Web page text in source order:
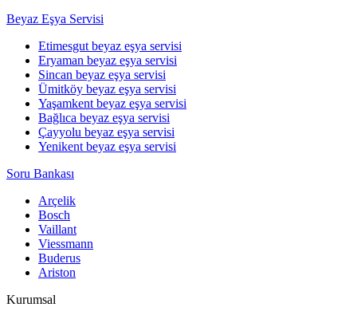
Beyaz Eşya Servisi
Etimesgut beyaz eşya servisi
Eryaman beyaz eşya servisi
Sincan beyaz eşya servisi
Ümitköy beyaz eşya servisi
Yaşamkent beyaz eşya servisi
Bağlıca beyaz eşya servisi
Çayyolu beyaz eşya servisi
Yenikent beyaz eşya servisi
Soru Bankası
Arçelik
Bosch
Vaillant
Viessmann
Buderus
Ariston
Kurumsal